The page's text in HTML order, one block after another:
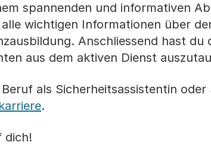
spannenden und informativen
wichtigen Informationen über
Anschliessend hast
aus dem aktiven Dienst
als Sicherheitsassistentin
.
dich!